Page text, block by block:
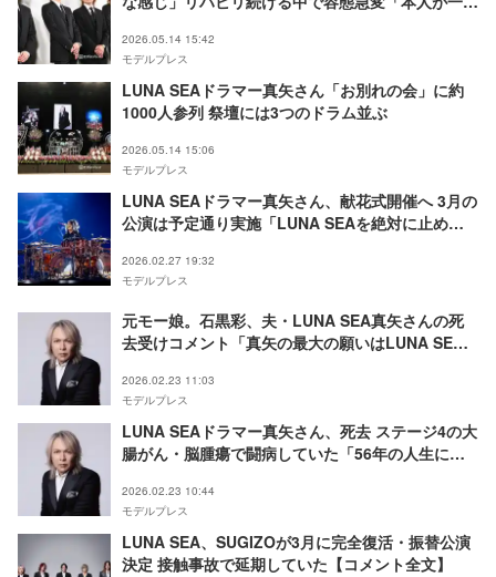
2026.05.14 15:42
モデルプレス
LUNA SEAドラマー真矢さん「お別れの会」に約
1000人参列 祭壇には3つのドラム並ぶ
2026.05.14 15:06
モデルプレス
LUNA SEAドラマー真矢さん、献花式開催へ 3月の
公演は予定通り実施「LUNA SEAを絶対に止めな
2026.02.27 19:32
モデルプレス
元モー娘。石黒彩、夫・LUNA SEA真矢さんの死
去受けコメント「真矢の最大の願いはLUNA SEA
2026.02.23 11:03
モデルプレス
LUNA SEAドラマー真矢さん、死去 ステージ4の大
腸がん・脳腫瘍で闘病していた「56年の人生に幕
2026.02.23 10:44
モデルプレス
LUNA SEA、SUGIZOが3月に完全復活・振替公演
決定 接触事故で延期していた【コメント全文】